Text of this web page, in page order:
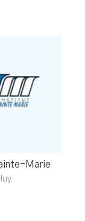
Marie